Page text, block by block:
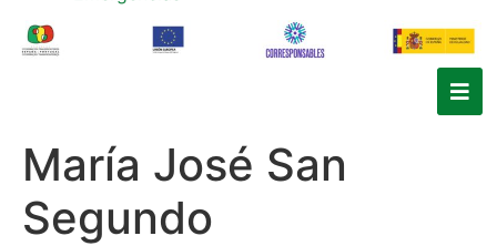
María José San
Segundo